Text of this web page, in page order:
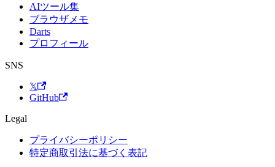
AIツール集
ブラウザメモ
Darts
プロフィール
SNS
𝕏
GitHub
Legal
プライバシーポリシー
特定商取引法に基づく表記